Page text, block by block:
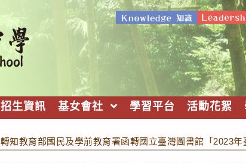
招生資訊 基女會社 學習平台 活動花絮
轉知教育部國民及學前教育署函轉國立臺灣圖書館「2023